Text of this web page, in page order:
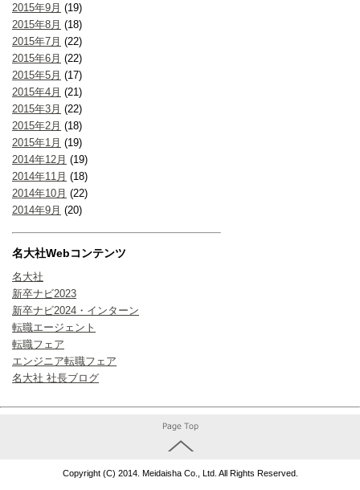
2015年9月 (19)
2015年8月 (18)
2015年7月 (22)
2015年6月 (22)
2015年5月 (17)
2015年4月 (21)
2015年3月 (22)
2015年2月 (18)
2015年1月 (19)
2014年12月 (19)
2014年11月 (18)
2014年10月 (22)
2014年9月 (20)
名大社Webコンテンツ
名大社
新卒ナビ2023
新卒ナビ2024・インターン
転職エージェント
転職フェア
エンジニア転職フェア
名大社 社長ブログ
Copyright (C) 2014. Meidaisha Co., Ltd. All Rights Reserved.